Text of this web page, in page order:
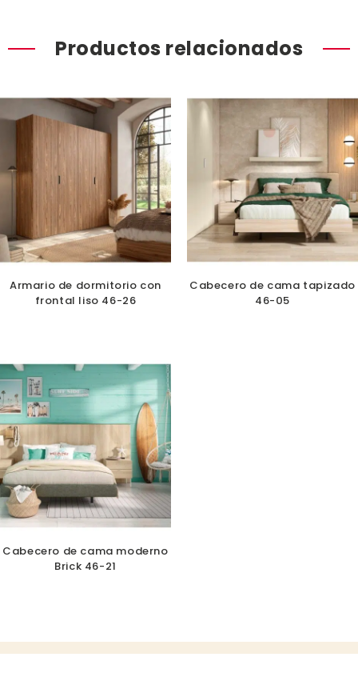
Productos relacionados
Armario de dormitorio con
frontal liso 46-26
Cabecero de cama tapizado
46-05
Cabecero de cama moderno
Brick 46-21